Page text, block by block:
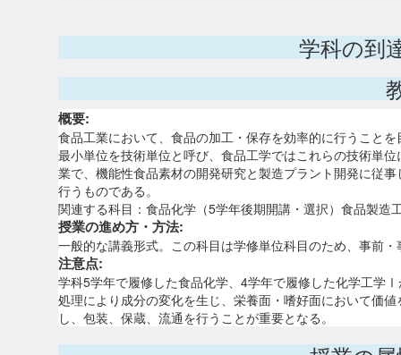
学科の到
概要:
食品工業において、食品の加工・保存を効率的に行うこと
最小単位を技術単位と呼び、食品工学ではこれらの技術単
業で、機能性食品素材の開発研究と製造プラント開発に従
行うものである。
関連する科目：食品化学（5学年後期開講・選択）食品製
授業の進め方・方法:
一般的な講義形式。この科目は学修単位科目のため、事前
注意点:
学科5学年で履修した食品化学、4学年で履修した化学工学
処理により成分の変化を生じ、栄養面・嗜好面において価
し、包装、保蔵、流通を行うことが重要となる。